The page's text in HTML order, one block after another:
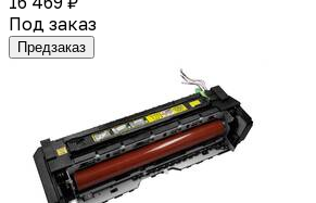
Под заказ
Предзаказ